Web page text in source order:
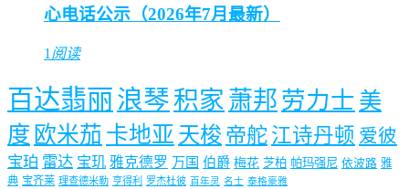
心电话公示（2026年7月最新）
1阅读
百达翡丽 浪琴积家 萧邦 劳力士 美
度 欧米茄 卡地亚 天梭 帝舵 江诗丹顿 爱彼
宝珀 雷达 宝玑 雅克德罗 万国 伯爵 梅花 芝柏 帕玛强尼 依波路 雅
典 宝齐莱 理查德米勒 亨得利 罗杰杜彼 百年灵 名士 泰格豪雅